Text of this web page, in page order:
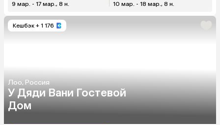
9 мар. - 17 мар., 8 н. 10 мар. - 18 мар., 8 н.
Кешбэк + 1 176
Лоо, Россия
У Дяди Вани Гостевой
Дом